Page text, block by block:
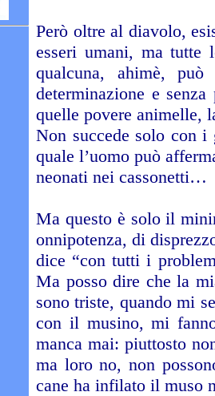
Però oltre al diavolo,
esseri umani, ma tutte
qualcuna, ahimè,
determinazione e
quelle povere animelle,
Non succede solo con i
quale l’uomo può
neonati nei cassonetti…
Ma questo è solo il
onnipotenza, di
dice “con tutti i
Ma posso dire che la
sono triste, quando mi
con il musino, mi
manca mai: piuttosto
ma loro no, non
cane ha infilato il muso